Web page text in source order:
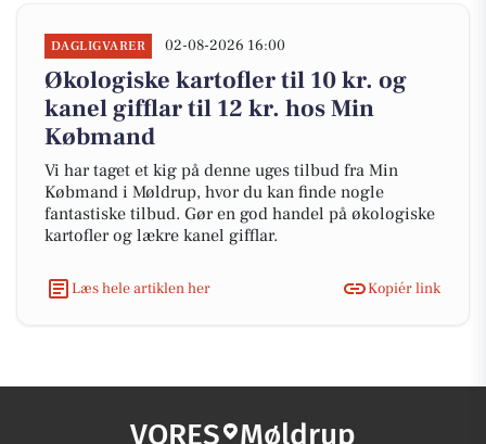
DAGLIGVARER 02-08-2026 16:00
Økologiske kartofler til 10 kr. og
kanel gifflar til 12 kr. hos Min
Købmand
Vi har taget et kig på denne uges tilbud fra Min
Købmand i Møldrup, hvor du kan finde nogle
fantastiske tilbud. Gør en god handel på økologiske
kartofler og lækre kanel gifflar.
Læs hele artiklen her Kopiér link
VORES Møldrup